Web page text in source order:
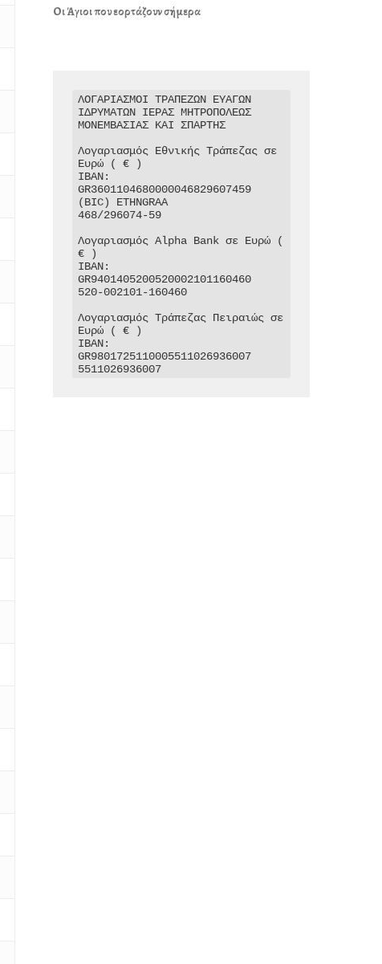
Οι Άγιοι που εορτάζουν σήμερα
ΛΟΓΑΡΙΑΣΜΟΙ ΤΡΑΠΕΖΩΝ ΕΥΑΓΩΝ
ΙΔΡΥΜΑΤΩΝ ΙΕΡΑΣ ΜΗΤΡΟΠΟΛΕΩΣ
ΜΟΝΕΜΒΑΣΙΑΣ ΚΑΙ ΣΠΑΡΤΗΣ
Λογαριασμός Εθνικής Τράπεζας σε
Ευρώ ( € )
IBAN:
GR3601104680000046829607459
(BIC) ETHNGRAA
468/296074-59
Λογαριασμός Alpha Bank σε Ευρώ (
€ )
IBAN:
GR9401405200520002101160460
520-002101-160460
Λογαριασμός Τράπεζας Πειραιώς σε
Ευρώ ( € )
IBAN:
GR9801725110005511026936007
5511026936007